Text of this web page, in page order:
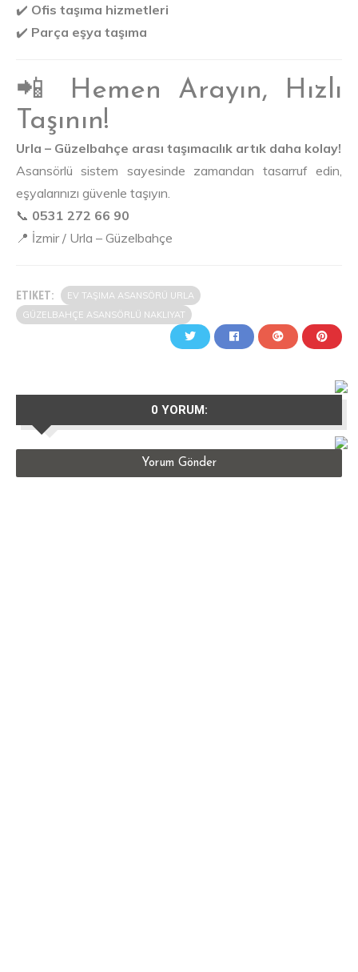
✔️ Ofis taşıma hizmetleri
✔️ Parça eşya taşıma
📲 Hemen Arayın, Hızlı
Taşının!
Urla – Güzelbahçe arası taşımacılık artık daha kolay!
Asansörlü sistem sayesinde zamandan tasarruf edin,
eşyalarınızı güvenle taşıyın.
📞 0531 272 66 90
📍 İzmir / Urla – Güzelbahçe
ETIKET:
EV TAŞIMA ASANSÖRÜ URLA
GÜZELBAHÇE ASANSÖRLÜ NAKLIYAT
0 YORUM:
Yorum Gönder